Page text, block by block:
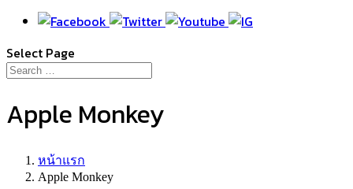
Select Page
Apple Monkey
หน้าแรก
Apple Monkey